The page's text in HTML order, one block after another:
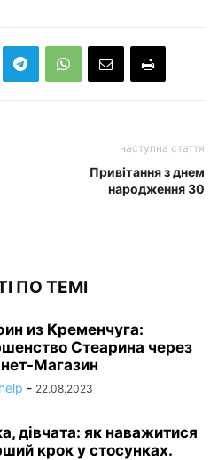
наступна стаття
Привітання з днем
народження 30
ПО ТЕМІ
из Кременчуга:
Стеарина через
Магазин
- 22.08.2023
дівчата: як наважитися
крок у стосунках.